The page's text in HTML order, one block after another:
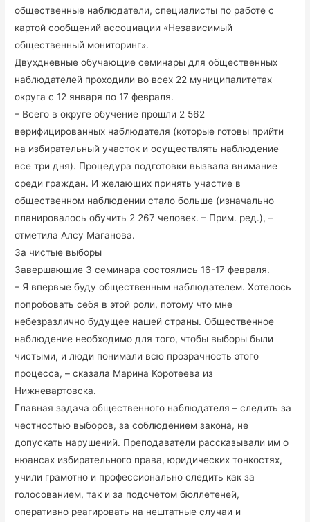
общественные наблюдатели, специалисты по работе с
картой сообщений ассоциации «Независимый
общественный мониторинг».
Двухдневные обучающие семинары для общественных
наблюдателей проходили во всех 22 муниципалитетах
округа с 12 января по 17 февраля.
– Всего в округе обучение прошли 2 562
верифицированных наблюдателя (которые готовы прийти
на избирательный участок и осуществлять наблюдение
все три дня). Процедура подготовки вызвала внимание
среди граждан. И желающих принять участие в
общественном наблюдении стало больше (изначально
планировалось обучить 2 267 человек. – Прим. ред.), –
отметила Алсу Маганова.
За чистые выборы
Завершающие 3 семинара состоялись 16-17 февраля.
– Я впервые буду общественным наблюдателем. Хотелось
попробовать себя в этой роли, потому что мне
небезразлично будущее нашей страны. Общественное
наблюдение необходимо для того, чтобы выборы были
чистыми, и люди понимали всю прозрачность этого
процесса, – сказала Марина Коротеева из
Нижневартовска.
Главная задача общественного наблюдателя – следить за
честностью выборов, за соблюдением закона, не
допускать нарушений. Преподаватели рассказывали им о
нюансах избирательного права, юридических тонкостях,
учили грамотно и профессионально следить как за
голосованием, так и за подсчетом бюллетеней,
оперативно реагировать на нештатные случаи и